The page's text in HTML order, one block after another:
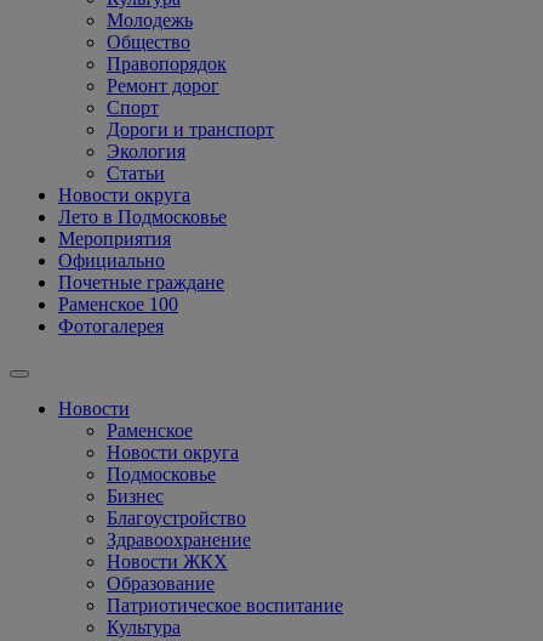
Молодежь
Общество
Правопорядок
Ремонт дорог
Спорт
Дороги и транспорт
Экология
Статьи
Новости округа
Лето в Подмосковье
Мероприятия
Официально
Почетные граждане
Раменское 100
Фотогалерея
Новости
Раменское
Новости округа
Подмосковье
Бизнес
Благоустройство
Здравоохранение
Новости ЖКХ
Образование
Патриотическое воспитание
Культура